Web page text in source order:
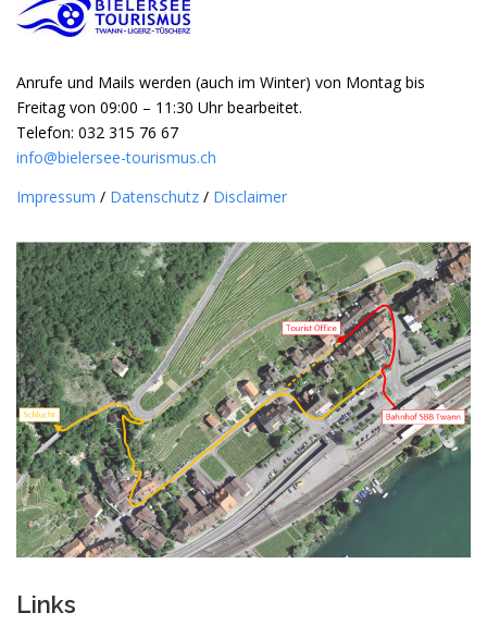
Anrufe und Mails werden (auch im Winter) von Montag bis
Freitag von 09:00 – 11:30 Uhr bearbeitet.
Telefon: 032 315 76 67
info@bielersee-tourismus.ch
Impressum / Datenschutz / Disclaimer
Links